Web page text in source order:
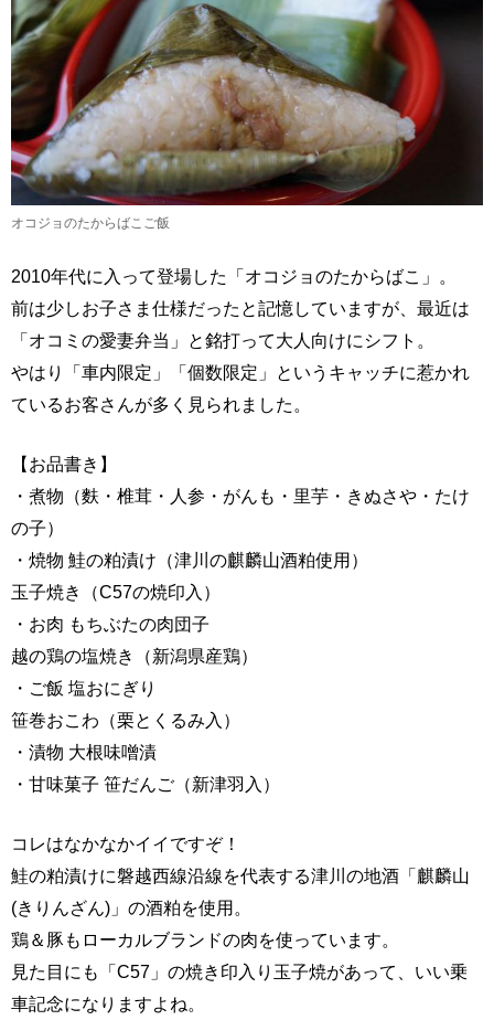
オコジョのたからばこご飯
2010年代に入って登場した「オコジョのたからばこ」。
前は少しお子さま仕様だったと記憶していますが、最近は
「オコミの愛妻弁当」と銘打って大人向けにシフト。
やはり「車内限定」「個数限定」というキャッチに惹かれ
ているお客さんが多く見られました。
【お品書き】
・煮物（麩・椎茸・人参・がんも・里芋・きぬさや・たけ
の子）
・焼物 鮭の粕漬け（津川の麒麟山酒粕使用）
玉子焼き（C57の焼印入）
・お肉 もちぶたの肉団子
越の鶏の塩焼き（新潟県産鶏）
・ご飯 塩おにぎり
笹巻おこわ（栗とくるみ入）
・漬物 大根味噌漬
・甘味菓子 笹だんご（新津羽入）
コレはなかなかイイですぞ！
鮭の粕漬けに磐越西線沿線を代表する津川の地酒「麒麟山
(きりんざん)」の酒粕を使用。
鶏＆豚もローカルブランドの肉を使っています。
見た目にも「C57」の焼き印入り玉子焼があって、いい乗
車記念になりますよね。